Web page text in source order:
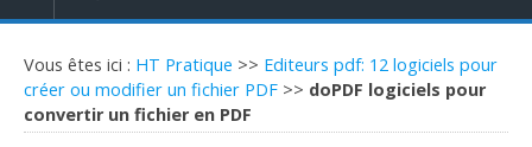
Vous êtes ici : HT Pratique >> Editeurs pdf: 12 logiciels pour
créer ou modifier un fichier PDF >> doPDF logiciels pour
convertir un fichier en PDF